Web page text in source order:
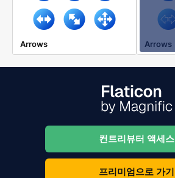
Arrows Arrows
컨트리뷰터 액세스
프리미엄으로 가기